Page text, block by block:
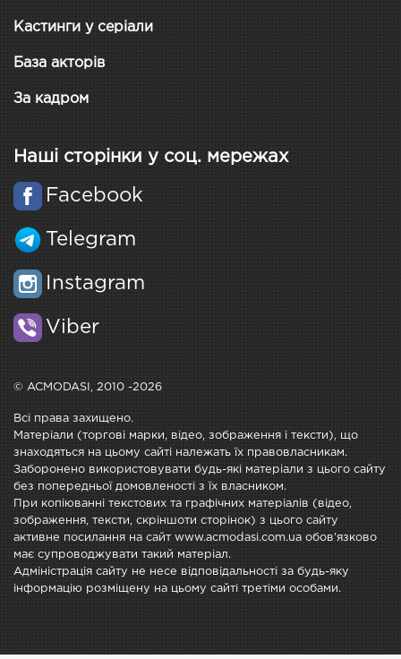
Кастинги у серіали
База акторів
За кадром
Наші сторінки у соц. мережах
Facebook
Telegram
Instagram
Viber
© ACMODASI, 2010 -2026
Всі права захищено.
Матеріали (торгові марки, відео, зображення і тексти), що
знаходяться на цьому сайті належать їх правовласникам.
Заборонено використовувати будь-які матеріали з цього сайту
без попередньої домовленості з їх власником.
При копіюванні текстових та графічних матеріалів (відео,
зображення, тексти, скріншоти сторінок) з цього сайту
активне посилання на сайт www.acmodasi.com.ua обов'язково
має супроводжувати такий матеріал.
Адміністрація сайту не несе відповідальності за будь-яку
інформацію розміщену на цьому сайті третіми особами.